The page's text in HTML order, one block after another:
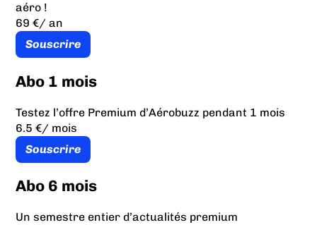
aéro !
69 €/ an
Souscrire
Abo 1 mois
Testez l’offre Premium d’Aérobuzz pendant 1 mois
6.5 €/ mois
Souscrire
Abo 6 mois
Un semestre entier d’actualités premium